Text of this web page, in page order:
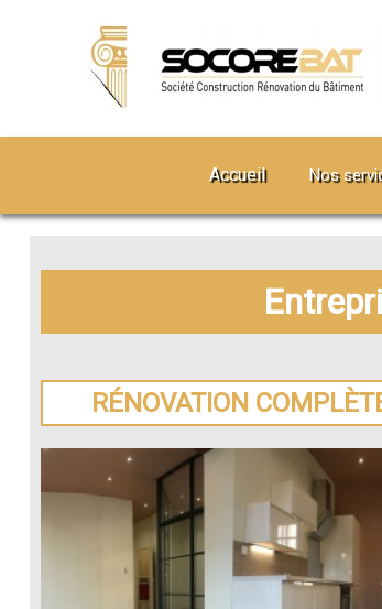
Accueil Nos
RÉNOVATION